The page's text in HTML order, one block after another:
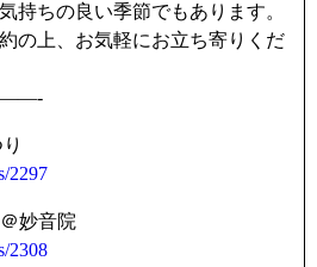
持ちの良い季節でもあります。
の上、お気軽にお立ち寄りくだ
2297
妙音院
2308